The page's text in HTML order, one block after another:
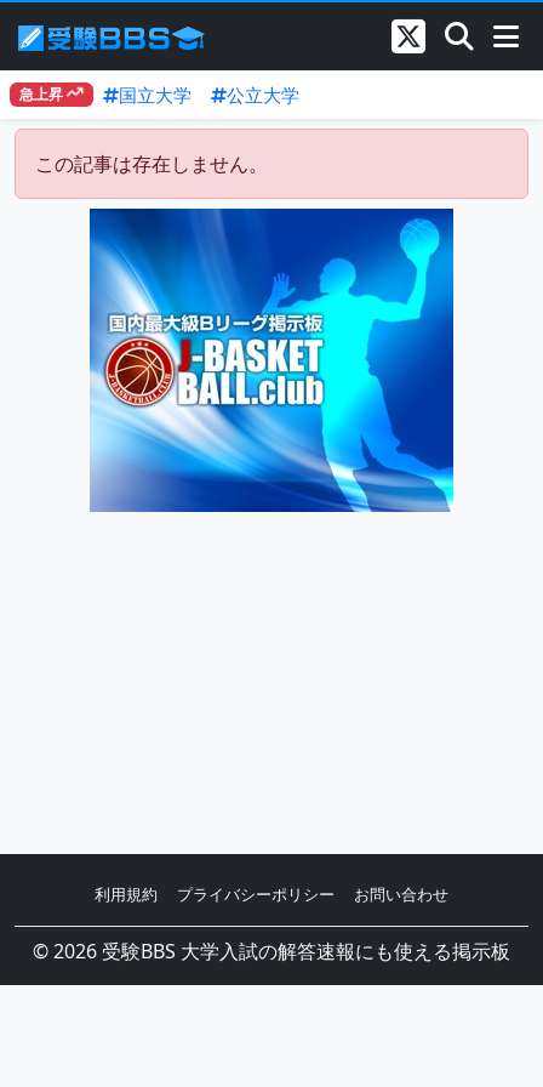
急上昇 国立大学 公立大学
この記事は存在しません。
利用規約 プライバシーポリシー お問い合わせ
© 2026 受験BBS 大学入試の解答速報にも使える掲示板